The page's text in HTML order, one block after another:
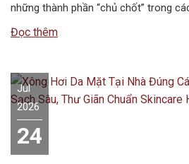
những thành phần “chủ chốt” trong
nhất vẫn là băn…
Đọc thêm
Jul
2026
24